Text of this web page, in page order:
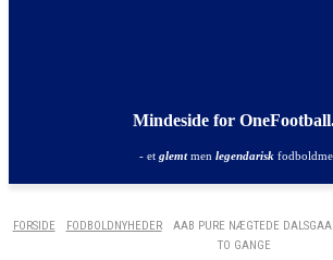
Mindeside for
- et glemtmen legendarisk
FORSIDE FODBOLDNYHEDER
AAB PURE NÆGTEDE
TO GANGE